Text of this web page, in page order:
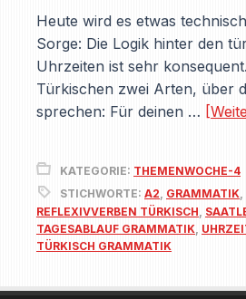
Heute wird es etwas
Sorge: Die Logik hinter den
Uhrzeiten ist sehr
Türkischen zwei Arten, über
sprechen: Für deinen …
KATEGORIE: THEMENWOCHE-4
STICHWORTE: A2, GRAMMATIK,
REFLEXIVVERBEN TÜRKISCH,
TAGESABLAUF GRAMMATIK,
TÜRKISCH GRAMMATIK